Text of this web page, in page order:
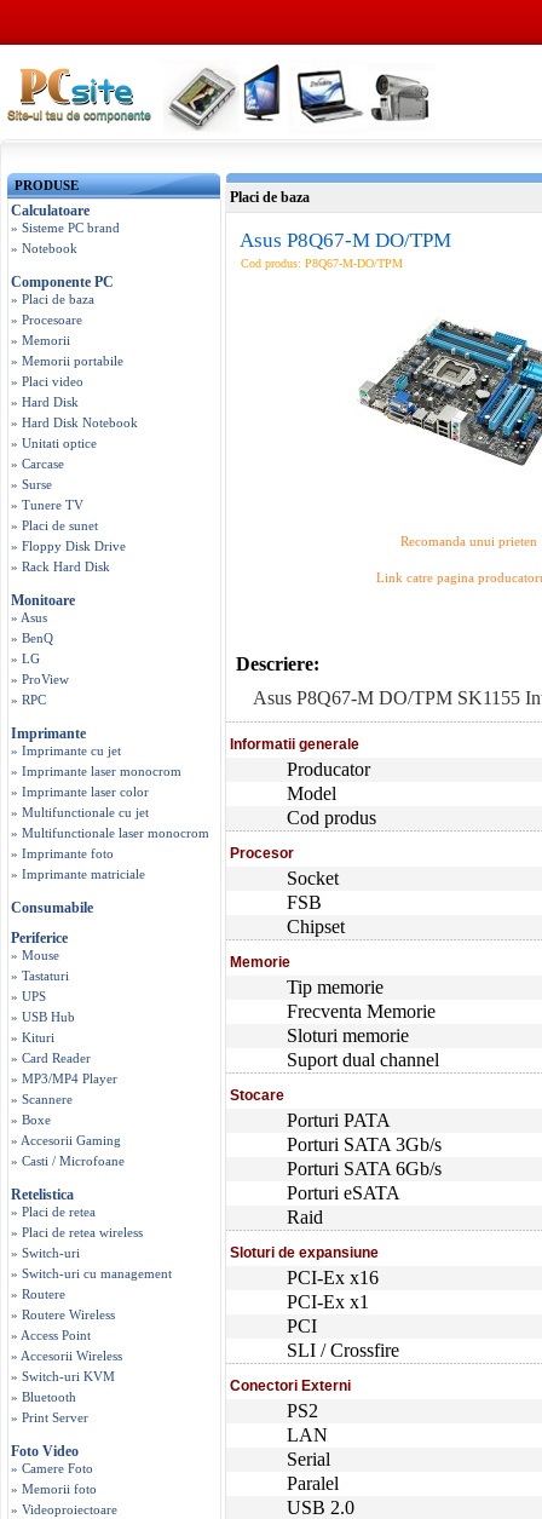
PRODUSE
Calculatoare
» Sisteme PC brand
» Notebook
Componente PC
» Placi de baza
» Procesoare
» Memorii
» Memorii portabile
» Placi video
» Hard Disk
» Hard Disk Notebook
» Unitati optice
» Carcase
» Surse
» Tunere TV
» Placi de sunet
» Floppy Disk Drive
» Rack Hard Disk
Monitoare
» Asus
» BenQ
» LG
» ProView
» RPC
Imprimante
» Imprimante cu jet
» Imprimante laser monocrom
» Imprimante laser color
» Multifunctionale cu jet
» Multifunctionale laser monocrom
» Imprimante foto
» Imprimante matriciale
Consumabile
Periferice
» Mouse
» Tastaturi
» UPS
» USB Hub
» Kituri
» Card Reader
» MP3/MP4 Player
» Scannere
» Boxe
» Accesorii Gaming
» Casti / Microfoane
Retelistica
» Placi de retea
» Placi de retea wireless
» Switch-uri
» Switch-uri cu management
» Routere
» Routere Wireless
» Access Point
» Accesorii Wireless
» Switch-uri KVM
» Bluetooth
» Print Server
Foto Video
» Camere Foto
» Memorii foto
» Videoproiectoare
Placi de baza
Asus P8Q67-M DO/TPM
Cod produs: P8Q67-M-DO/TPM
Recomanda unui prieten
Link catre pagina
Descriere:
Asus P8Q67-M DO/TPM SK1155
Informatii generale
Producator
Model
Cod produs
Procesor
Socket
FSB
Chipset
Memorie
Tip memorie
Frecventa Memorie
Sloturi memorie
Suport dual channel
Stocare
Porturi PATA
Porturi SATA 3Gb/s
Porturi SATA 6Gb/s
Porturi eSATA
Raid
Sloturi de expansiune
PCI-Ex x16
PCI-Ex x1
PCI
SLI / Crossfire
Conectori Externi
PS2
LAN
Serial
Paralel
USB 2.0